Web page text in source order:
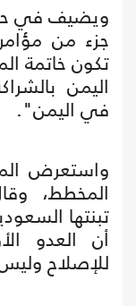
جزء من
تكون خاتمة
اليمن
في اليمن".
واستعرض
المخطط،
تبنتها
أن العدو
للإصلاح